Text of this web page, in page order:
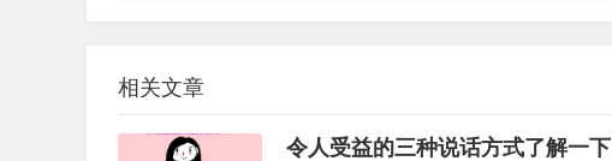
相关文章
令人受益的三种说话方式了解一下